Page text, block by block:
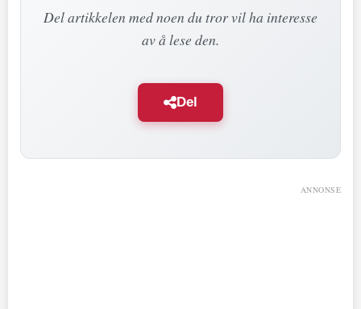
Del artikkelen med noen du tror vil ha interesse
av å lese den.
Del
ANNONSE